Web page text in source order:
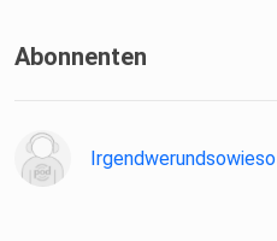
Abonnenten
Irgendwerundsowieso